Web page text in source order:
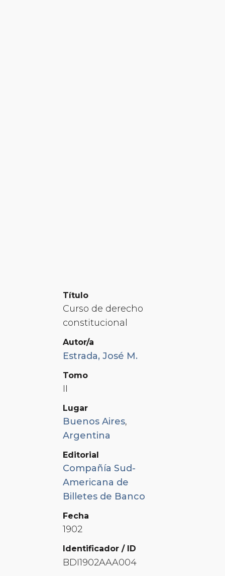
Título
Curso de derecho
constitucional
Autor/a
Estrada, José M.
Tomo
II
Lugar
Buenos Aires,
Argentina
Editorial
Compañía Sud-
Americana de
Billetes de Banco
Fecha
1902
Identificador / ID
BDI1902AAA004